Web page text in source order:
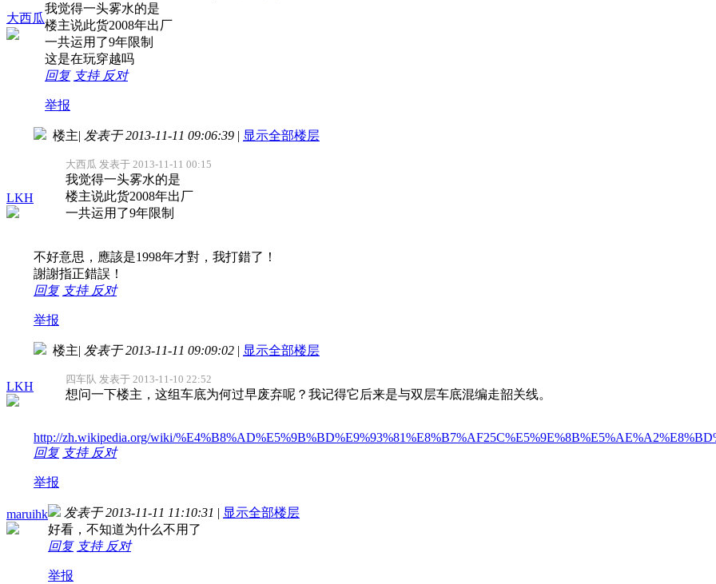
大西瓜
我觉得一头雾水的是
楼主说此货2008年出厂
一共运用了9年限制
这是在玩穿越吗
回复 支持 反对
举报
LKH
楼主| 发表于 2013-11-11 09:06:39 | 显示全部楼层
大西瓜 发表于 2013-11-11 00:15
我觉得一头雾水的是
楼主说此货2008年出厂
一共运用了9年限制
不好意思，應該是1998年才對，我打錯了！
謝謝指正錯誤！
回复 支持 反对
举报
LKH
楼主| 发表于 2013-11-11 09:09:02 | 显示全部楼层
四车队 发表于 2013-11-10 22:52
想问一下楼主，这组车底为何过早废弃呢？我记得它后来是与双层车底混编走韶关线。
http://zh.wikipedia.org/wiki/
回复 支持 反对
举报
maruihk 发表于 2013-11-11 11:10:31 | 显示全部楼层
好看，不知道为什么不用了
回复 支持 反对
举报